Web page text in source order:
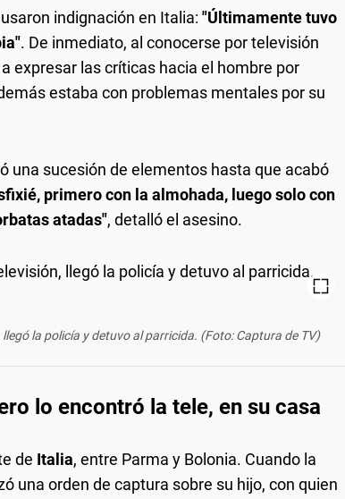
indignación en Italia: "Últimamente tuvo
. De inmediato, al conocerse por televisión
expresar las críticas hacia el hombre por
estaba con problemas mentales por su
una sucesión de elementos hasta que acabó
primero con la almohada, luego solo con
atadas", detalló el asesino.
la policía y detuvo al parricida. (Foto: Captura de TV)
lo encontró la tele, en su casa
de Italia, entre Parma y Bolonia. Cuando la
una orden de captura sobre su hijo, con quien